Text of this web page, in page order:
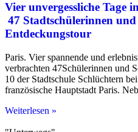
Vier unvergessliche Tage
47 Stadtschülerinnen
Entdeckungstour
Paris. Vier spannende und
verbrachten 47Schülerinnen und
10 der Stadtschule Schlüchtern
französische Hauptstadt Paris.
Weiterlesen »